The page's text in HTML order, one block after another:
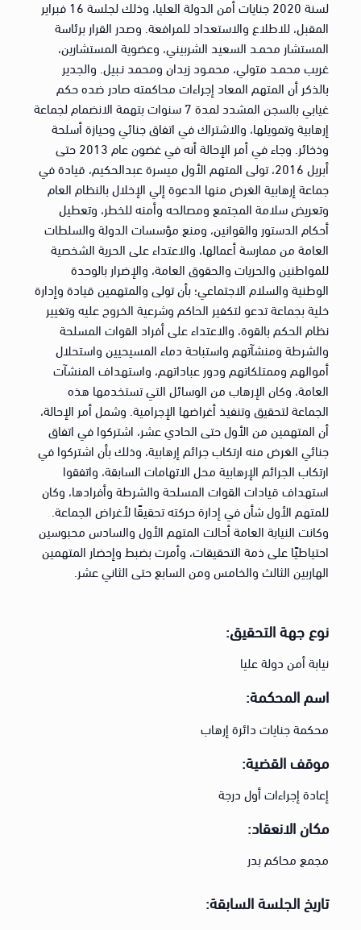
لسنة 2020 جنايات أمن الدولة العليا، وذلك لجلسة 16 فبراير
المقبل، للاطلاع والاستعداد للمرافعة. وصدر القرار برئاسة
المستشار محمـد السعيد الشربيني، وعضوية المستشارين،
غريب محمـد متولي، محمـود زيدان ومحمد نـبيل. والجدير
بالذكر أن المتهم المعاد إجراءات محاكمته صادر ضده حكم
غيابي بالسجن المشدد لمدة 7 سنوات بتهمة الانضمام لجماعة
إرهابية وتمويلها، والاشتراك في اتفاق جنائي وحيازة أسلحة
وذخائر. وجاء في أمر الإحالة أنه في غضون عام 2013 حتى
أبريل 2016، تولى المتهم الأول ميسرة عبدالحكيم، قيادة في
جماعة إرهابية الغرض منها الدعوة إلي الإخلال بالنظام العام
وتعريض سلامة المجتمع ومصالحه وأمنه للخطر، وتعطيل
أحكام الدستور والقوانين، ومنع مؤسسات الدولة والسلطات
العامة من ممارسة أعمالها، والاعتداء على الحرية الشخصية
للمواطنين والحريات والحقوق العامة، والإضرار بالوحدة
الوطنية والسلام الاجتماعي؛ بأن تولى والمتهمين قيادة وإدارة
خلية بجماعة تدعو لتكفير الحاكم وشرعية الخروج عليه وتغيير
نظام الحكم بالقوة، والاعتداء على أفراد القوات المسلحة
والشرطة ومنشآتهم واستباحة دماء المسيحيين واستحلال
أموالهم وممتلكاتهم ودور عباداتهم، واستهداف المنشآت
العامة، وكان الإرهاب من الوسائل التي تستخدمها هذه
الجماعة لتحقيق وتنفيذ أغراضها الإجرامية. وشمل أمر الإحالة،
أن المتهمين من الأول حتى الحادي عشر، اشتركوا في اتفاق
جنائي الغرض منه ارتكاب جرائم إرهابية، وذلك بأن اشتركوا في
ارتكاب الجرائم الإرهابية محل الاتهامات السابقة، واتفقوا
استهداف قيادات القوات المسلحة والشرطة وأفرادها، وكان
للمتهم الأول شأن في إدارة حركته تحقيقًا لأغراض الجماعة.
وكانت النيابة العامة أحالت المتهم الأول والسادس محبوسين
احتياطيًا على ذمة التحقيقات، وأمرت بضبط وإحضار المتهمين
الهاربين الثالث والخامس ومن السابع حتى الثاني عشر.
نوع جهة التحقيق:
نيابة أمن دولة عليا
اسم المحكمة:
محكمة جنايات دائرة إرهاب
موقف القضية:
إعادة إجراءات أول درجة
مكان الانعقاد:
مجمع محاكم بدر
تاريخ الجلسة السابقة: